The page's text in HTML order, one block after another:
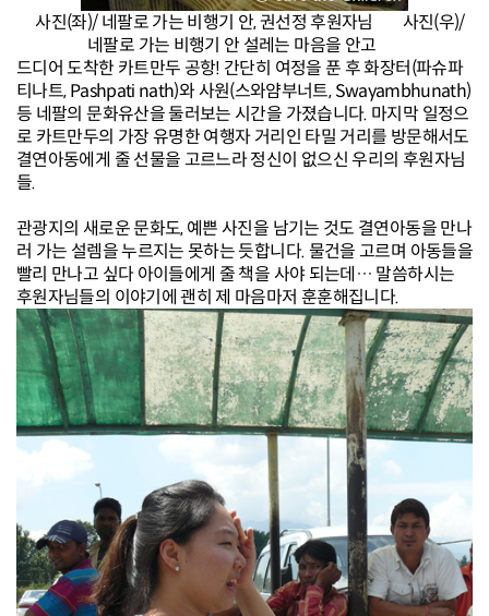
사진(좌)/ 네팔로 가는 비행기 안, 권선정 후원자님 사진(우)/
네팔로 가는 비행기 안 설레는 마음을 안고
드디어 도착한 카트만두 공항! 간단히 여정을 푼 후 화장터(파슈파
티나트, Pashpati nath)와 사원(스와얌부너트, Swayambhunath)
등 네팔의 문화유산을 둘러보는 시간을 가졌습니다. 마지막 일정으
로 카트만두의 가장 유명한 여행자 거리인 타밀 거리를 방문해서도
결연아동에게 줄 선물을 고르느라 정신이 없으신 우리의 후원자님
들.
관광지의 새로운 문화도, 예쁜 사진을 남기는 것도 결연아동을 만나
러 가는 설렘을 누르지는 못하는 듯합니다.물건을 고르며 아동들을
빨리 만나고 싶다 아이들에게 줄 책을 사야 되는데… 말씀하시는
후원자님들의 이야기에 괜히 제 마음마저 훈훈해집니다.